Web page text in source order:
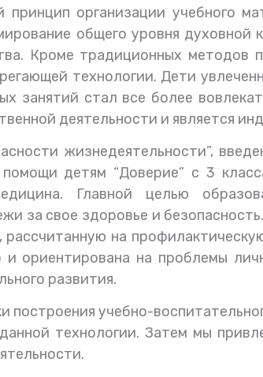
принцип организации учебного
общего уровня духовной
Кроме традиционных методов
технологии. Дети
занятий стал все более
деятельности и является
жизнедеятельности”,
детям “Доверие” с 3
Главной целью
за свое здоровье и
рассчитанную на
ориентирована на проблемы
развития.
учебно-
технологии. Затем мы